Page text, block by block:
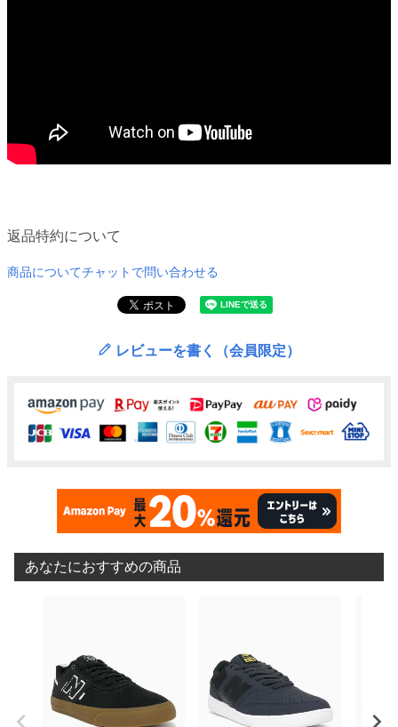
返品特約について
商品についてチャットで問い合わせる
レビューを書く（会員限定）
あなたにおすすめの商品